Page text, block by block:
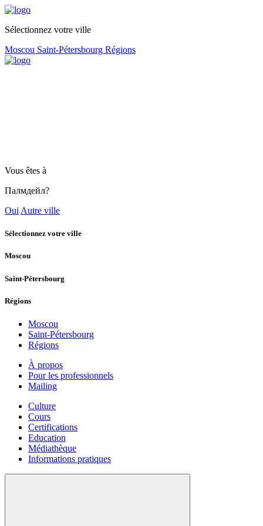
Sélectionnez votre ville
Moscou Saint-Pétersbourg Régions
Vous êtes à
Палмдейл?
Oui Autre ville
Sélectionnez votre ville
Moscou
Saint-Pétersbourg
Régions
Moscou
Saint-Pétersbourg
Régions
À propos
Pour les professionnels
Mailing
Culture
Cours
Certifications
Education
Médiathèque
Informations pratiques